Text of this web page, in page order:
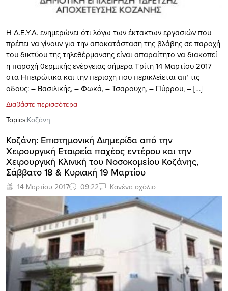
Η Δ.Ε.Υ.Α. ενημερώνει ότι λόγω των έκτακτων εργασιών που
πρέπει να γίνουν για την αποκατάσταση της βλάβης σε παροχή
του δικτύου της τηλεθέρμανσης είναι απαραίτητο να διακοπεί
η παροχή θερμικής ενέργειας σήμερα Τρίτη 14 Μαρτίου 2017
στα Ηπειρώτικα και την περιοχή που περικλείεται απ’ τις
οδούς: – Βασιλικής, – Φωκά, – Τσαρούχη, – Πύρρου, – […]
Διαβάστε περισσότερα
Topics:Κοζάνη
Κοζάνη: Επιστημονική Διημερίδα από την
Χειρουργική Εταιρεία παχέος εντέρου και την
Χειρουργική Κλινική του Νοσοκομείου Κοζάνης,
Σάββατο 18 & Κυριακή 19 Μαρτίου
14 Μαρτίου 2017 09:22 Κανένα σχόλιο